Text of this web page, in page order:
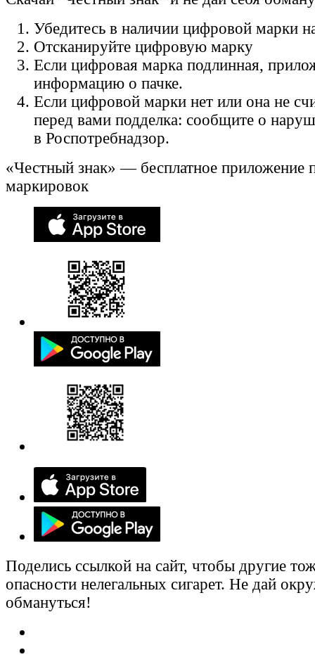
Убедитесь в наличии цифровой марки
Отсканируйте цифровую марку
Если цифровая марка подлинная,
информацию о пачке.
Если цифровой марки нет или она не
перед вами подделка: сообщите о
в Роспотребнадзор.
«Честный знак» — бесплатное приложение
маркировок
Поделись ссылкой на сайт, чтобы другие
опасности нелегальных сигарет. Не дай
обмануться!